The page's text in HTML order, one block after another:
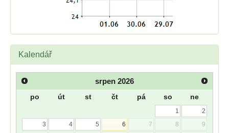
Kalendář
srpen 2026
po út st čt pá so ne
1
2
3
4 5 6 7 8
9